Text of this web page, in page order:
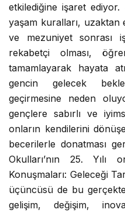
etkilediğine işaret
yaşam kuralları,
ve mezuniyet sonrası
rekabetçi olması,
tamamlayarak hayata
gencin gelecek
geçirmesine neden
gençlere sabırlı ve
onların kendilerini
becerilerle donatması
Okulları’nın 25. Yılı
Konuşmaları: Geleceği
üçüncüsü de bu
gelişim, değişim,